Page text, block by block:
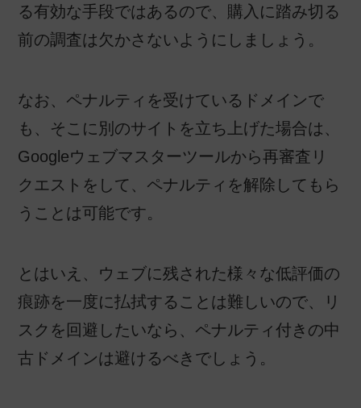
る有効な手段ではあるので、購入に踏み切る
前の調査は欠かさないようにしましょう。
なお、ペナルティを受けているドメインで
も、そこに別のサイトを立ち上げた場合は、
Googleウェブマスターツールから再審査リ
クエストをして、ペナルティを解除してもら
うことは可能です。
とはいえ、ウェブに残された様々な低評価の
痕跡を一度に払拭することは難しいので、リ
スクを回避したいなら、ペナルティ付きの中
古ドメインは避けるべきでしょう。